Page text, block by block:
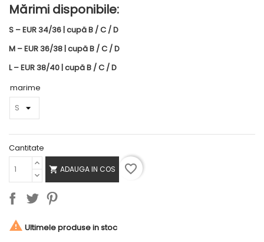
Mărimi disponibile:
S – EUR 34/36 | cupă B / C / D
M – EUR 36/38 | cupă B / C / D
L – EUR 38/40 | cupă B / C / D
marime
Cantitate
 ADAUGA IN COS favorite_border
 Ultimele produse in stoc